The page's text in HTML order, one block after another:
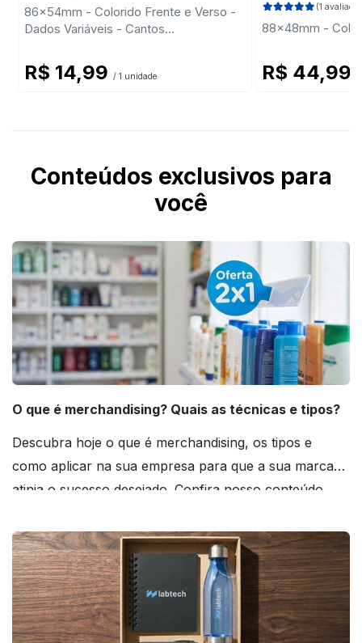
86x54mm - Colorido Frente e Verso -
Dados Variáveis - Cantos
R$ 14,99 / 1 unidade
(1
88x48mm -
R$ 44,99
Conteúdos exclusivos para
você
O que é merchandising? Quais as técnicas e tipos?
Descubra hoje o que é merchandising, os tipos e
como aplicar na sua empresa para que a sua marca
atinja o sucesso desejado. Confira nosso conteúdo